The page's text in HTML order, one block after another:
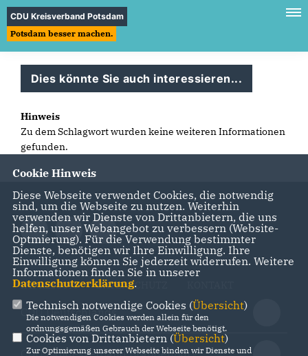
CDU Kreisverband Potsdam
Potsdam besser machen.
Dies könnte Sie auch interessieren...
Hinweis
Zu dem Schlagwort wurden keine weiteren Informationen
gefunden.
IMPRESSUM DATENSCHUTZ
CDU Deutschlands
CDU Landesverband Brandenburg
Cookie Hinweis
Diese Webseite verwendet Cookies, die notwendig
sind, um die Webseite zu nutzen. Weiterhin
verwenden wir Dienste von Drittanbietern, die uns
helfen, unser Webangebot zu verbessern (Website-
Optmierung). Für die Verwendung bestimmter
Dienste, benötigen wir Ihre Einwilligung. Ihre
Einwilligung können Sie jederzeit widerrufen. Weitere
Informationen finden Sie in unserer
Datenschutzerklärung.
Technisch notwendige Cookies (Übersicht)
Die notwendigen Cookies werden allein für den
ordnungsgemäßen Gebrauch der Webseite benötigt.
Cookies von Drittanbietern (Übersicht)
Zur Optimierung unserer Webseite binden wir Dienste und